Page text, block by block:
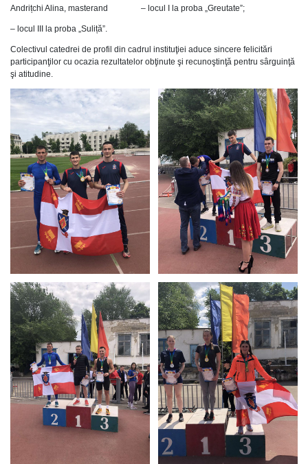
Andrițchi Alina, masterand – locul I la proba „Greutate”;
– locul III la proba „Suliță”.
Colectivul catedrei de profil din cadrul instituţiei aduce sincere felicitări
participanţilor cu ocazia rezultatelor obţinute şi recunoştinţă pentru sârguinţă
şi atitudine.